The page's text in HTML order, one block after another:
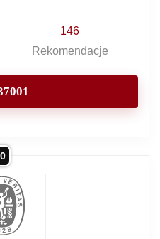
146
Rekomendacje